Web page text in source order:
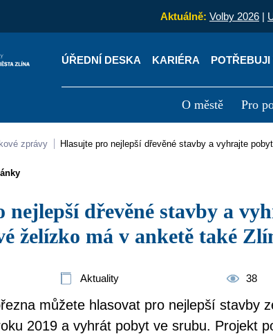
Aktuálně: Volby 2026 |
ÚŘEDNÍ DESKA KARIÉRA POTŘEBUJI
O městě Pro
Úřední deska
zprávy Hlasujte pro nejlepší dřevěné stavby a vyhrajte
želízko má v anketě také
Aktuality 38
můžete hlasovat pro nejlepší stavby
2019 a vyhrát pobyt ve srubu. Projekt